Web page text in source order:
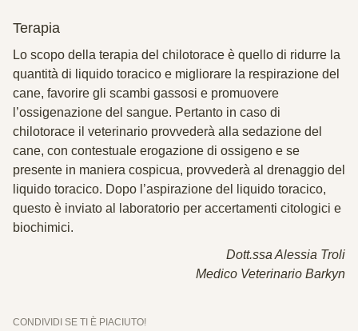
Terapia
Lo scopo della terapia del chilotorace è quello di ridurre la
quantità di liquido toracico e migliorare la respirazione del
cane, favorire gli scambi gassosi e promuovere
l’ossigenazione del sangue. Pertanto in caso di
chilotorace il veterinario provvederà alla sedazione del
cane, con contestuale erogazione di ossigeno e se
presente in maniera cospicua, provvederà al drenaggio del
liquido toracico. Dopo l’aspirazione del liquido toracico,
questo è inviato al laboratorio per accertamenti citologici e
biochimici.
Dott.ssa Alessia Troli
Medico Veterinario Barkyn
CONDIVIDI SE TI È PIACIUTO!